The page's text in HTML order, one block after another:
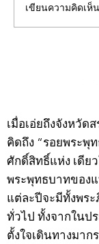
คอลัมน์"จับ
พระ"ประจ
เขียนความคิดเห็
เมื่อเอ่ยถึงจังหวัด
คิดถึง “รอยพระพุ
ศักดิ์สิทธิ์แห่ง เดีย
พระพุทธบาทของ
แต่ละปีจะมีทั้งพร
ทั่วไป ทั้งจากในป
ตั้งใจเดินทางมาก